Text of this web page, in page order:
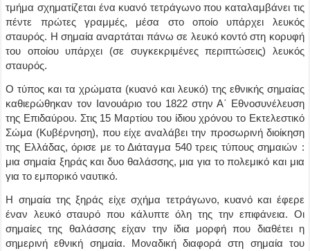
τμήμα σχηματίζεται ένα κυανό τετράγωνο που καταλαμβάνει τις
πέντε πρώτες γραμμές, μέσα στο οποίο υπάρχει λευκός
σταυρός. Η σημαία αναρτάται πάνω σε λευκό κοντό στη κορυφή
του οποίου υπάρχει (σε συγκεκριμένες περιπτώσεις) λευκός
σταυρός.
Ο τύπος και τα χρώματα (κυανό και λευκό) της εθνικής σημαίας
καθιερώθηκαν τον Ιανουάριο του 1822 στην Α΄ Εθνοσυνέλευση
της Επιδαύρου. Στις 15 Μαρτίου του ίδιου χρόνου το Εκτελεστικό
Σώμα (Κυβέρνηση), που είχε αναλάβει την προσωρινή διοίκηση
της Ελλάδας, όρισε με το Διάταγμα 540 τρεις τύπους σημαιών :
μια σημαία ξηράς και δυο θαλάσσης, μια για το πολεμικό και μια
για το εμπορικό ναυτικό.
Η σημαία της ξηράς είχε σχήμα τετράγωνο, κυανό και έφερε
έναν λευκό σταυρό που κάλυπτε όλη της την επιφάνεια. Οι
σημαίες της θαλάσσης είχαν την ίδια μορφή που διαθέτει η
σημερινή εθνική σημαία. Μοναδική διαφορά στη σημαία του